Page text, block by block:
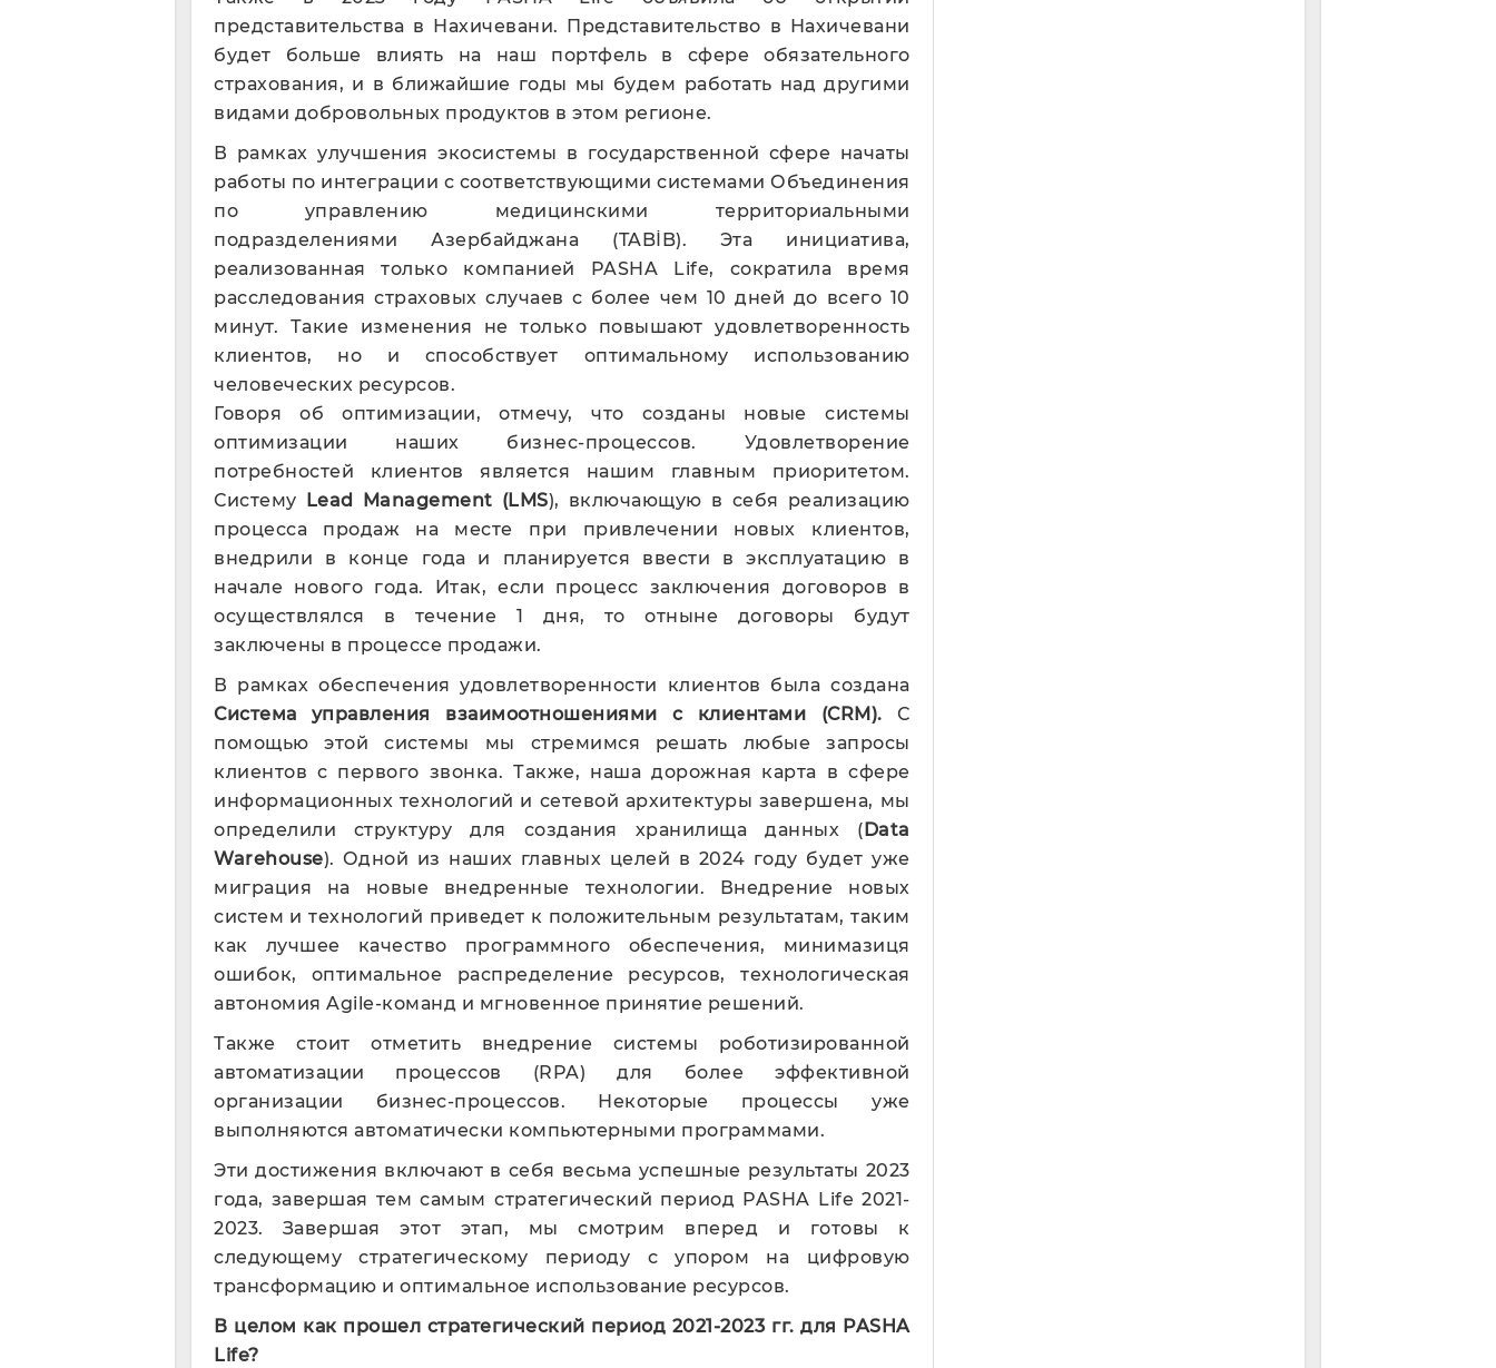
представительства в Нахичевани. Представительство в Нахичевани
будет больше влиять на наш портфель в сфере обязательного
страхования, и в ближайшие годы мы будем работать над другими
видами добровольных продуктов в этом регионе.
В рамках улучшения экосистемы в государственной сфере начаты
работы по интеграции с соответствующими системами Объединения
по управлению медицинскими территориальными
подразделениями Азербайджана (TABİB). Эта инициатива,
реализованная только компанией PASHA Life, сократила время
расследования страховых случаев с более чем 10 дней до всего 10
минут. Такие изменения не только повышают удовлетворенность
клиентов, но и способствует оптимальному использованию
человеческих ресурсов.
Говоря об оптимизации, отмечу, что созданы новые системы
оптимизации наших бизнес-процессов. Удовлетворение
потребностей клиентов является нашим главным приоритетом.
Систему Lead Management (LMS), включающую в себя реализацию
процесса продаж на месте при привлечении новых клиентов,
внедрили в конце года и планируется ввести в эксплуатацию в
начале нового года. Итак, если процесс заключения договоров в
осуществлялся в течение 1 дня, то отныне договоры будут
заключены в процессе продажи.
В рамках обеспечения удовлетворенности клиентов была создана
Система управления взаимоотношениями с клиентами (CRM).С
помощью этой системы мы стремимся решать любые запросы
клиентов с первого звонка. Также, наша дорожная карта в сфере
информационных технологий и сетевой архитектуры завершена, мы
определили структуру для создания хранилища данных (Data
Warehouse). Одной из наших главных целей в 2024 году будет уже
миграция на новые внедренные технологии. Внедрение новых
систем и технологий приведет к положительным результатам, таким
как лучшее качество программного обеспечения, минимазиця
ошибок, оптимальное распределение ресурсов, технологическая
автономия Agile-команд и мгновенное принятие решений.
Также стоит отметить внедрение системы роботизированной
автоматизации процессов (RPA) для более эффективной
организации бизнес-процессов. Некоторые процессы уже
выполняются автоматически компьютерными программами.
Эти достижения включают в себя весьма успешные результаты 2023
года, завершая тем самым стратегический период PASHA Life 2021-
2023. Завершая этот этап, мы смотрим вперед и готовы к
следующему стратегическому периоду с упором на цифровую
трансформацию и оптимальное использование ресурсов.
В целом как прошел стратегический период 2021-2023 гг.для PASHA
Life?